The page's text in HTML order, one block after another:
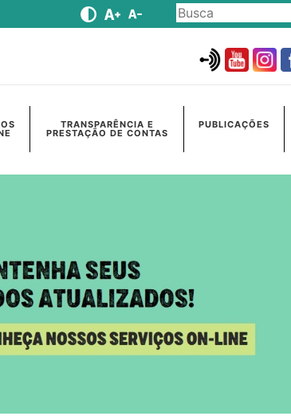
TRANSPARÊNCIA E
PRESTAÇÃO DE CONTAS
PUBLICAÇÕES